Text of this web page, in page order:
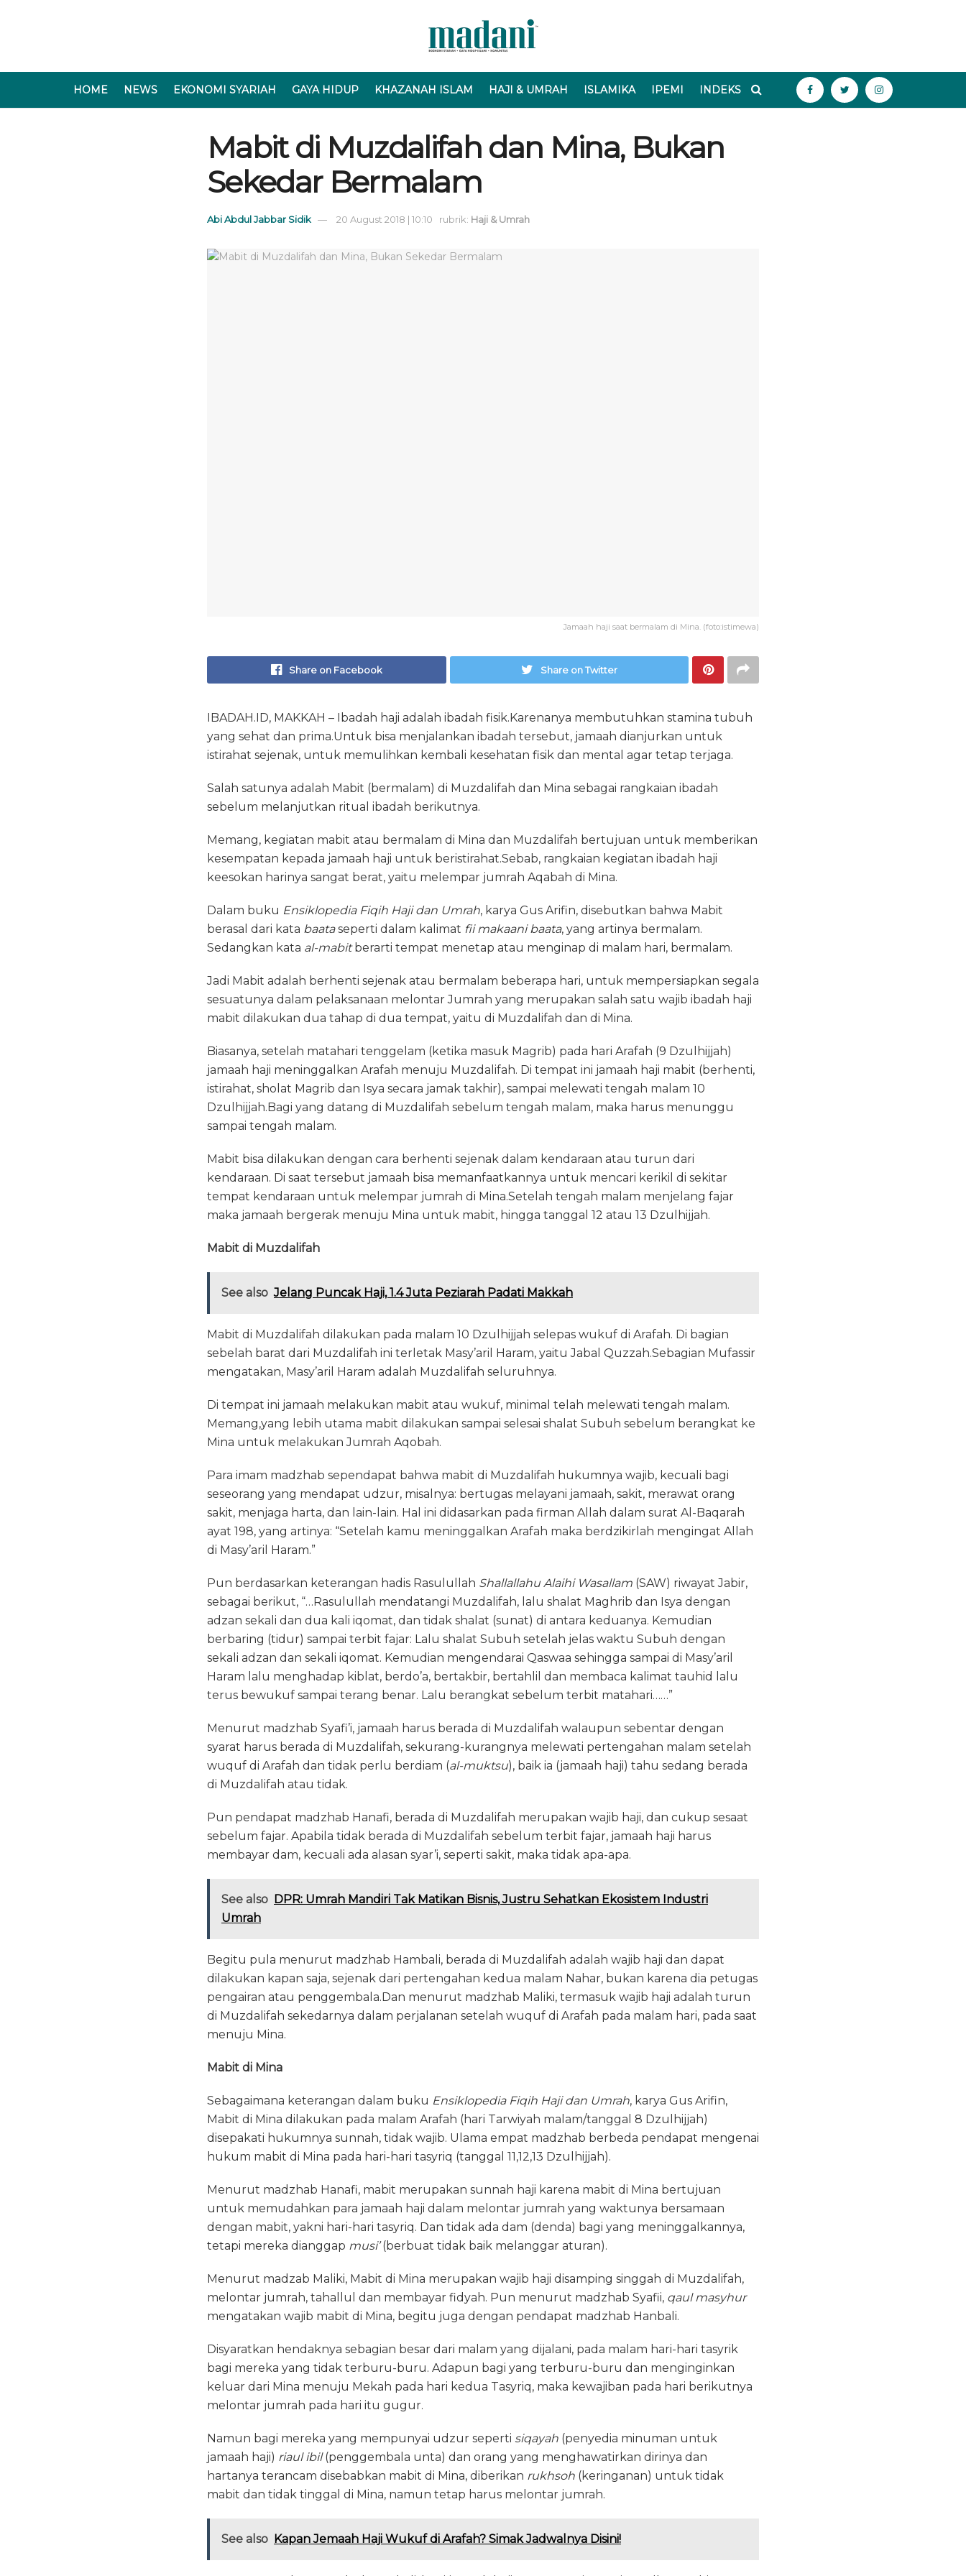
HOME NEWS EKONOMI SYARIAH GAYA HIDUP KHAZANAH ISLAM HAJI & UMRAH ISLAMIKA IPEMI INDEKS
Mabit di Muzdalifah dan Mina, Bukan
Sekedar Bermalam
Abi Abdul Jabbar Sidik 20 August 2018 | 10:10 rubrik: Haji & Umrah
Jamaah haji saat bermalam di Mina. (foto:istimewa)
Share on Facebook Share on Twitter
IBADAH.ID, MAKKAH – Ibadah haji adalah ibadah fisik.Karenanya membutuhkan stamina tubuh
yang sehat dan prima.Untuk bisa menjalankan ibadah tersebut, jamaah dianjurkan untuk
istirahat sejenak, untuk memulihkan kembali kesehatan fisik dan mental agar tetap terjaga.
Salah satunya adalah Mabit (bermalam) di Muzdalifah dan Mina sebagai rangkaian ibadah
sebelum melanjutkan ritual ibadah berikutnya.
Memang, kegiatan mabit atau bermalam di Mina dan Muzdalifah bertujuan untuk memberikan
kesempatan kepada jamaah haji untuk beristirahat.Sebab, rangkaian kegiatan ibadah haji
keesokan harinya sangat berat, yaitu melempar jumrah Aqabah di Mina.
Dalam buku Ensiklopedia Fiqih Haji dan Umrah, karya Gus Arifin, disebutkan bahwa Mabit
berasal dari kata baataseperti dalam kalimat fii makaani baata, yang artinya bermalam.
Sedangkan kata al-mabitberarti tempat menetap atau menginap di malam hari, bermalam.
Jadi Mabit adalah berhenti sejenak atau bermalam beberapa hari, untuk mempersiapkan segala
sesuatunya dalam pelaksanaan melontar Jumrah yang merupakan salah satu wajib ibadah haji
mabit dilakukan dua tahap di dua tempat, yaitu di Muzdalifah dan di Mina.
Biasanya, setelah matahari tenggelam (ketika masuk Magrib) pada hari Arafah (9 Dzulhijjah)
jamaah haji meninggalkan Arafah menuju Muzdalifah. Di tempat ini jamaah haji mabit (berhenti,
istirahat, sholat Magrib dan Isya secara jamak takhir), sampai melewati tengah malam 10
Dzulhijjah.Bagi yang datang di Muzdalifah sebelum tengah malam, maka harus menunggu
sampai tengah malam.
Mabit bisa dilakukan dengan cara berhenti sejenak dalam kendaraan atau turun dari
kendaraan. Di saat tersebut jamaah bisa memanfaatkannya untuk mencari kerikil di sekitar
tempat kendaraan untuk melempar jumrah di Mina.Setelah tengah malam menjelang fajar
maka jamaah bergerak menuju Mina untuk mabit, hingga tanggal 12 atau 13 Dzulhijjah.
Mabit di Muzdalifah
See also Jelang Puncak Haji, 1.4 Juta Peziarah Padati Makkah
Mabit di Muzdalifah dilakukan pada malam 10 Dzulhijjah selepas wukuf di Arafah. Di bagian
sebelah barat dari Muzdalifah ini terletak Masy’aril Haram, yaitu Jabal Quzzah.Sebagian Mufassir
mengatakan, Masy’aril Haram adalah Muzdalifah seluruhnya.
Di tempat ini jamaah melakukan mabit atau wukuf, minimal telah melewati tengah malam.
Memang,yang lebih utama mabit dilakukan sampai selesai shalat Subuh sebelum berangkat ke
Mina untuk melakukan Jumrah Aqobah.
Para imam madzhab sependapat bahwa mabit di Muzdalifah hukumnya wajib, kecuali bagi
seseorang yang mendapat udzur, misalnya: bertugas melayani jamaah, sakit, merawat orang
sakit, menjaga harta, dan lain-lain. Hal ini didasarkan pada firman Allah dalam surat Al-Baqarah
ayat 198, yang artinya: “Setelah kamu meninggalkan Arafah maka berdzikirlah mengingat Allah
di Masy’aril Haram.”
Pun berdasarkan keterangan hadis Rasulullah Shallallahu Alaihi Wasallam (SAW) riwayat Jabir,
sebagai berikut, “…Rasulullah mendatangi Muzdalifah, lalu shalat Maghrib dan Isya dengan
adzan sekali dan dua kali iqomat, dan tidak shalat (sunat) di antara keduanya. Kemudian
berbaring (tidur) sampai terbit fajar: Lalu shalat Subuh setelah jelas waktu Subuh dengan
sekali adzan dan sekali iqomat. Kemudian mengendarai Qaswaa sehingga sampai di Masy’aril
Haram lalu menghadap kiblat, berdo’a, bertakbir, bertahlil dan membaca kalimat tauhid lalu
terus bewukuf sampai terang benar. Lalu berangkat sebelum terbit matahari……”
Menurut madzhab Syafi’i, jamaah harus berada di Muzdalifah walaupun sebentar dengan
syarat harus berada di Muzdalifah, sekurang-kurangnya melewati pertengahan malam setelah
wuquf di Arafah dan tidak perlu berdiam (al-muktsu), baik ia (jamaah haji) tahu sedang berada
di Muzdalifah atau tidak.
Pun pendapat madzhab Hanafi, berada di Muzdalifah merupakan wajib haji, dan cukup sesaat
sebelum fajar. Apabila tidak berada di Muzdalifah sebelum terbit fajar, jamaah haji harus
membayar dam, kecuali ada alasan syar’i, seperti sakit, maka tidak apa-apa.
See also DPR: Umrah Mandiri Tak Matikan Bisnis, Justru Sehatkan Ekosistem Industri
Umrah
Begitu pula menurut madzhab Hambali, berada di Muzdalifah adalah wajib haji dan dapat
dilakukan kapan saja, sejenak dari pertengahan kedua malam Nahar, bukan karena dia petugas
pengairan atau penggembala.Dan menurut madzhab Maliki, termasuk wajib haji adalah turun
di Muzdalifah sekedarnya dalam perjalanan setelah wuquf di Arafah pada malam hari, pada saat
menuju Mina.
Mabit di Mina
Sebagaimana keterangan dalam buku Ensiklopedia Fiqih Haji dan Umrah, karya Gus Arifin,
Mabit di Mina dilakukan pada malam Arafah (hari Tarwiyah malam/tanggal 8 Dzulhijjah)
disepakati hukumnya sunnah, tidak wajib. Ulama empat madzhab berbeda pendapat mengenai
hukum mabit di Mina pada hari-hari tasyriq (tanggal 11,12,13 Dzulhijjah).
Menurut madzhab Hanafi, mabit merupakan sunnah haji karena mabit di Mina bertujuan
untuk memudahkan para jamaah haji dalam melontar jumrah yang waktunya bersamaan
dengan mabit, yakni hari-hari tasyriq. Dan tidak ada dam (denda) bagi yang meninggalkannya,
tetapi mereka dianggap musi’(berbuat tidak baik melanggar aturan).
Menurut madzab Maliki, Mabit di Mina merupakan wajib haji disamping singgah di Muzdalifah,
melontar jumrah, tahallul dan membayar fidyah. Pun menurut madzhab Syafii, qaul masyhur
mengatakan wajib mabit di Mina, begitu juga dengan pendapat madzhab Hanbali.
Disyaratkan hendaknya sebagian besar dari malam yang dijalani, pada malam hari-hari tasyrik
bagi mereka yang tidak terburu-buru. Adapun bagi yang terburu-buru dan menginginkan
keluar dari Mina menuju Mekah pada hari kedua Tasyriq, maka kewajiban pada hari berikutnya
melontar jumrah pada hari itu gugur.
Namun bagi mereka yang mempunyai udzur seperti siqayah (penyedia minuman untuk
jamaah haji) riaul ibil(penggembala unta) dan orang yang menghawatirkan dirinya dan
hartanya terancam disebabkan mabit di Mina, diberikan rukhsoh (keringanan) untuk tidak
mabit dan tidak tinggal di Mina, namun tetap harus melontar jumrah.
See also Kapan Jemaah Haji Wukuf di Arafah? Simak Jadwalnya Disini!